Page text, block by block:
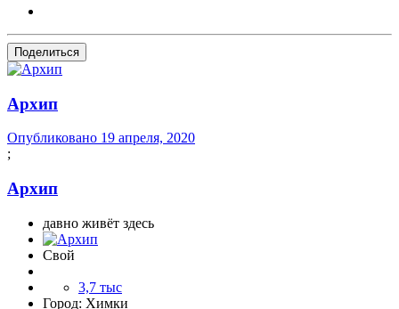
Поделиться
Архип
Опубликовано 19 апреля, 2020
;
Архип
давно живёт здесь
Свой
3,7 тыс
Город: Химки